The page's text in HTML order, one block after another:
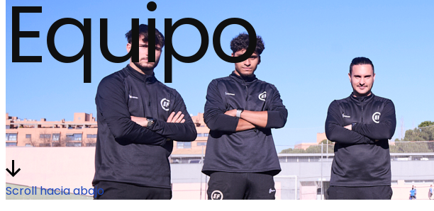
Equipo
Scroll hacia abajo